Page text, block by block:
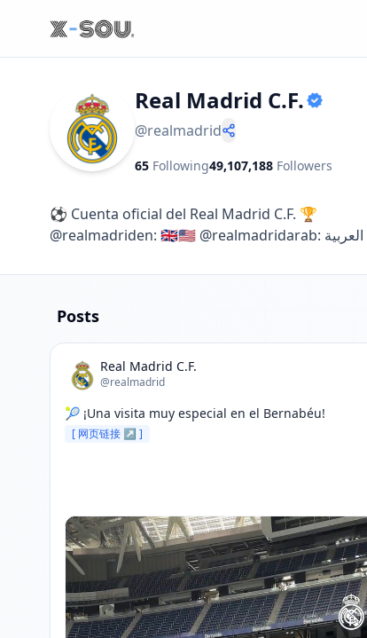
Real Madrid C.F.
@realmadrid
65 Following49,107,188 Followers
⚽️ Cuenta oficial del Real Madrid C.F. 🏆
Posts
Real Madrid C.F.
@realmadrid
🎾 ¡Una visita muy especial en el Bernabéu!
[ 网页链接 ↗ ]